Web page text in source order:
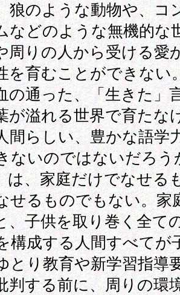
狼のような動物や、コ
などのような無機的な
周りの人から受ける愛
を育むことができない
の通った、「生きた」
が溢れる世界で育たな
間らしい、豊かな語学
ないのではないだろう
、家庭だけでなせる
せるものでもない。家
、子供を取り巻く全て
構成する人間すべてが
とり教育や新学習指導
判する前に、周りの環